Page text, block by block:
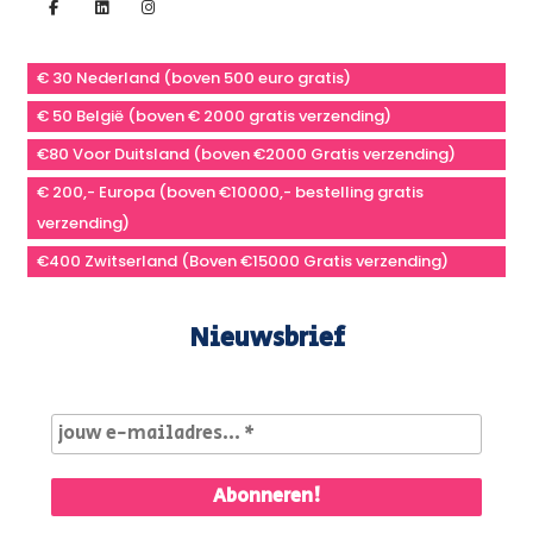
€ 30 Nederland (boven 500 euro gratis)
€ 50 België (boven € 2000 gratis verzending)
€80 Voor Duitsland (boven €2000 Gratis verzending)
€ 200,- Europa (boven €10000,- bestelling gratis
verzending)
€400 Zwitserland (Boven €15000 Gratis verzending)
Nieuwsbrief